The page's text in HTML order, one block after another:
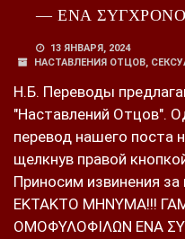
— ΕΝΑ
13 ЯНВАРЯ, 2024
НАСТАВЛЕНИЯ ОТЦОВ,
Н.Б. Переводы
"Наставлений Отцов".
перевод нашего поста
щелкнув правой
Приносим извинения
ΕΚΤΑΚΤΟ ΜΗΝΥΜΑ!!!
ΟΜΟΦΥΛΟΦΙΛΩΝ ΕΝΑ